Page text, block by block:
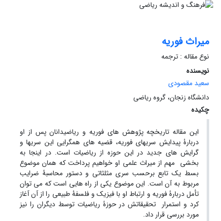
میراث فوریه
نوع مقاله : ترجمه
نویسنده
سعید مقصودی
دانشگاه زنجان، گروه ریاضی
چکیده
این مقاله تاریخچه پژوهش های فوریه و ریاضیدانان پس از او
دربارۀ پیدایش سریهای فوریه، قضیه های همگرایی این سریها و
گرایش های جدید در این حوزه از ریاضیات است. در اینجا به
بخشی مهم از میراث علمی او خواهیم پرداخت که همان موضوع
بسط یک تابع برحسب سری مثلثاتی و دستور محاسبۀ ضرایب
مربوط به آن است. این موضوع یکی از راه هایی است که می توان
تأمل دربارۀ فوریه و ارتباط او با فیزیک و فلسفۀ طبیعی را از آن آغاز
کرد و استمرار تحقیقاتش در حوزۀ ریاضیات توسط دیگران را نیز
مورد بررسی قرار داد.